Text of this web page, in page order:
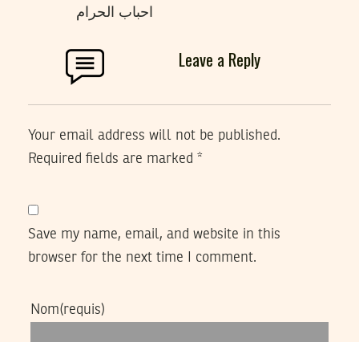
احباب الحرام
Leave a Reply
Your email address will not be published.
Required fields are marked *
Save my name, email, and website in this
browser for the next time I comment.
Nom(requis)